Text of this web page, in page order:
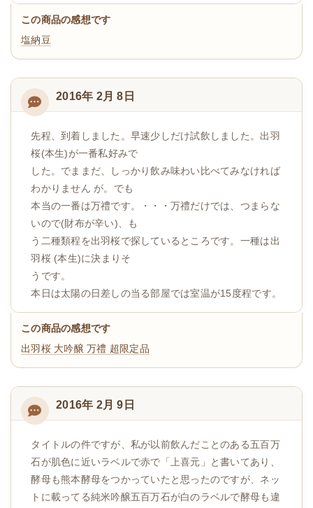
この商品の感想です
塩納豆
2016年 2月 8日
先程、到着しました。早速少しだけ試飲しました。出羽
桜(本生)が一番私好みで
した。でままだ、しっかり飲み味わい比べてみなければ
わかりません が。でも
本当の一番は万禮です。・・・万禮だけでは、つまらな
いので(財布が辛い)、も
う二種類程を出羽桜で探しているところです。一種は出
羽桜 (本生)に決まりそ
うです。
本日は太陽の日差しの当る部屋では室温が15度程です。
この商品の感想です
出羽桜 大吟醸 万禮 超限定品
2016年 2月 9日
タイトルの件ですが、私が以前飲んだことのある五百万
石が肌色に近いラベルで赤で「上喜元」と書いてあり、
酵母も熊本酵母をつかっていたと思ったのですが、ネッ
トに載ってる純米吟醸五百万石が白のラベルで酵母も違